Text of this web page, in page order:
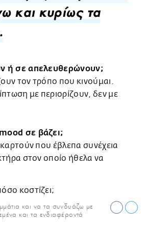
και κυρίως τα
ή σε απελευθερώνουν;
τον τρόπο που κινούμαι.
με περιορίζουν, δεν με
σε βάζει;
που έβλεπα συνέχεια
στον οποίο ήθελα να
και να τα συνδυάζω με
και τα ενδιαφέροντά